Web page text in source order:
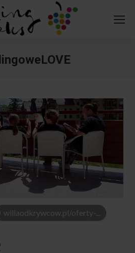
willaodkrywcow.pl/oferty-...